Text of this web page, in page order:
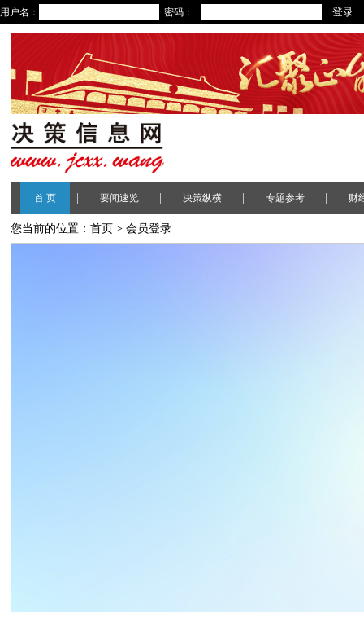
用户名： 密码：
首 页 要闻速览 决策纵横 专题参考 财
您当前的位置： 首页 > 会员登录